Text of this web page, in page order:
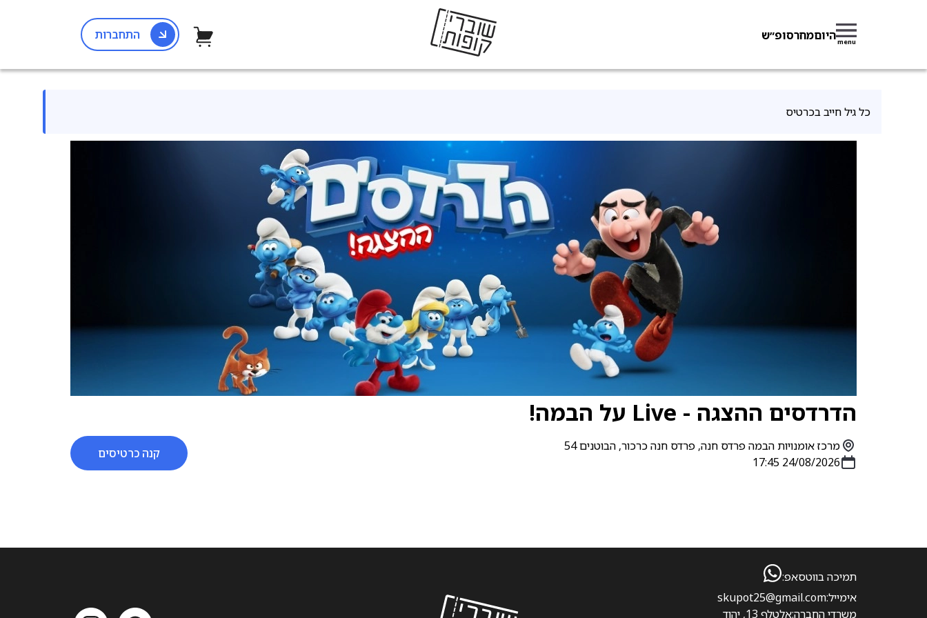
menuהיוםמחרסופ״ש התחברות
כל גיל חייב בכרטיס
הדרדסים ההצגה - Live על הבמה!
24/08/2026 17:45
מרכז אומנויות הבמה פרדס חנה, פרדס חנה כרכור, הבוטנים 54 קנה כרטיסים
תמיכה בווטסאפ:
skupot25@gmail.comאימייל:
אלטלף 13, יהודמשרדי החברה: